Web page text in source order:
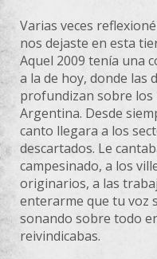
Varias veces
nos dejaste en esta
Aquel 2009 tenía una
a la de hoy, donde las
profundizan sobre los
Argentina. Desde
canto llegara a los
descartados. Le
campesinado, a los
originarios, a las
enterarme que tu voz
sonando sobre todo
reivindicabas.